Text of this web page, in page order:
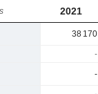
2021
38 170
-
-